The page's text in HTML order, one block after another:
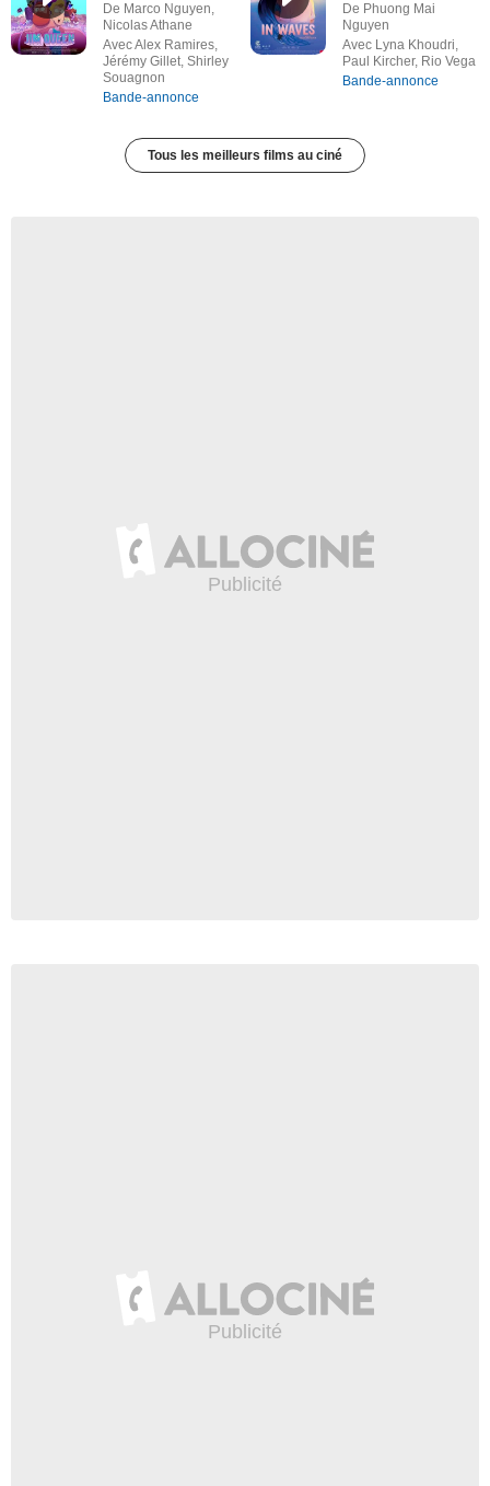
De Marco Nguyen,
Nicolas Athane
Avec Alex Ramires,
Jérémy Gillet, Shirley
Souagnon
Bande-annonce
De Phuong Mai
Nguyen
Avec Lyna Khoudri,
Paul Kircher, Rio Vega
Bande-annonce
Tous les meilleurs films au ciné